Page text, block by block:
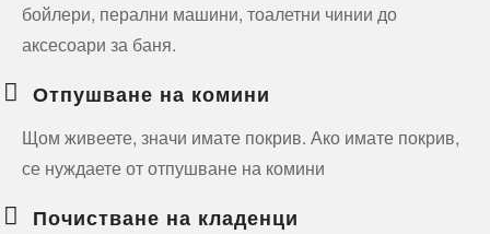
бойлери, перални машини, тоалетни чинии до
аксесоари за баня.
Отпушване на комини
Щом живеете, значи имате покрив. Ако имате покрив,
се нуждаете от отпушване на комини
Почистване на кладенци